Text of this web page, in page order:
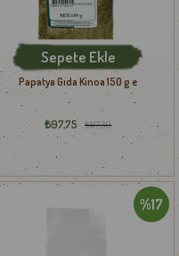
Papatya Gıda Kinoa 150 g e
₺97,75 ₺117,30
Sepete Ekle
%17